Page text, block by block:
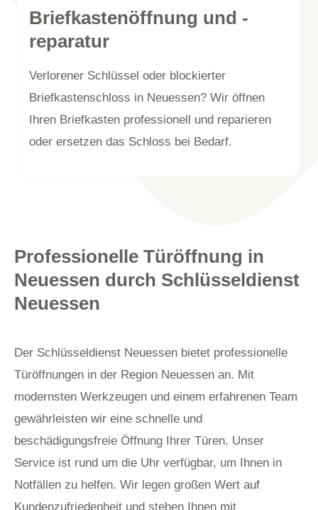
Briefkastenöffnung und -
reparatur
Verlorener Schlüssel oder blockierter
Briefkastenschloss in Neuessen? Wir öffnen
Ihren Briefkasten professionell und reparieren
oder ersetzen das Schloss bei Bedarf.
Professionelle Türöffnung in
Neuessen durch Schlüsseldienst
Neuessen
Der Schlüsseldienst Neuessen bietet professionelle
Türöffnungen in der Region Neuessen an. Mit
modernsten Werkzeugen und einem erfahrenen Team
gewährleisten wir eine schnelle und
beschädigungsfreie Öffnung Ihrer Türen. Unser
Service ist rund um die Uhr verfügbar, um Ihnen in
Notfällen zu helfen. Wir legen großen Wert auf
Kundenzufriedenheit und stehen Ihnen mit